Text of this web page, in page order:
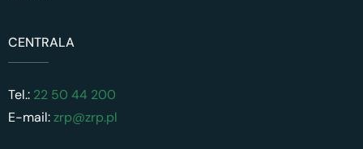
CENTRALA
Tel.: 22 50 44 200
E-mail:zrp@zrp.pl